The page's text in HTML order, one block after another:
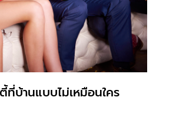
ที่บ้านแบบไม่เหมือนใคร